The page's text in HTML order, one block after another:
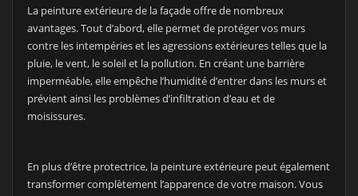
La peinture extérieure de la façade offre de nombreux
avantages. Tout d’abord, elle permet de protéger vos murs
contre les intempéries et les agressions extérieures telles que la
pluie, le vent, le soleil et la pollution. En créant une barrière
imperméable, elle empêche l’humidité d’entrer dans les murs et
prévient ainsi les problèmes d’infiltration d’eau et de
moisissures.
En plus d’être protectrice, la peinture extérieure peut également
transformer complètement l’apparence de votre maison. Vous